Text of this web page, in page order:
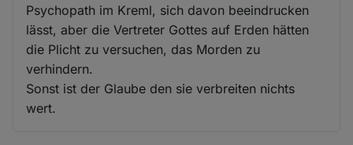
Psychopath im Kreml, sich davon beeindrucken
lässt, aber die Vertreter Gottes auf Erden hätten
die Plicht zu versuchen, das Morden zu
verhindern.
Sonst ist der Glaube den sie verbreiten nichts
wert.